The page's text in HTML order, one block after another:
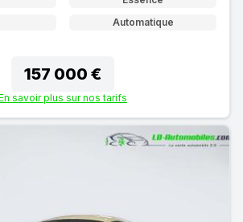
Automatique
157 000 €
savoir plus sur nos tarifs